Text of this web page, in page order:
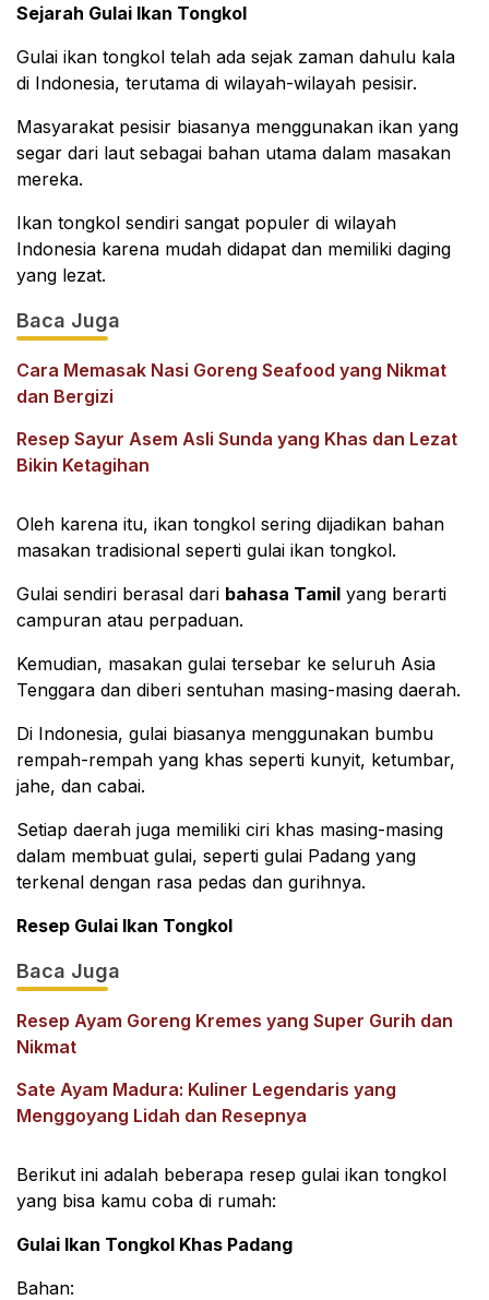
Sejarah Gulai Ikan Tongkol
Gulai ikan tongkol telah ada sejak zaman dahulu kala
di Indonesia, terutama di wilayah-wilayah pesisir.
Masyarakat pesisir biasanya menggunakan ikan yang
segar dari laut sebagai bahan utama dalam masakan
mereka.
Ikan tongkol sendiri sangat populer di wilayah
Indonesia karena mudah didapat dan memiliki daging
yang lezat.
Baca Juga
Cara Memasak Nasi Goreng Seafood yang Nikmat
dan Bergizi
Resep Sayur Asem Asli Sunda yang Khas dan Lezat
Bikin Ketagihan
Oleh karena itu, ikan tongkol sering dijadikan bahan
masakan tradisional seperti gulai ikan tongkol.
Gulai sendiri berasal dari bahasa Tamil yang berarti
campuran atau perpaduan.
Kemudian, masakan gulai tersebar ke seluruh Asia
Tenggara dan diberi sentuhan masing-masing daerah.
Di Indonesia, gulai biasanya menggunakan bumbu
rempah-rempah yang khas seperti kunyit, ketumbar,
jahe, dan cabai.
Setiap daerah juga memiliki ciri khas masing-masing
dalam membuat gulai, seperti gulai Padang yang
terkenal dengan rasa pedas dan gurihnya.
Resep Gulai Ikan Tongkol
Baca Juga
Resep Ayam Goreng Kremes yang Super Gurih dan
Nikmat
Sate Ayam Madura: Kuliner Legendaris yang
Menggoyang Lidah dan Resepnya
Berikut ini adalah beberapa resep gulai ikan tongkol
yang bisa kamu coba di rumah:
Gulai Ikan Tongkol Khas Padang
Bahan: